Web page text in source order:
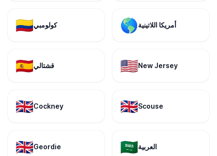
🇨🇴كولومبي 🌎أمريكا اللاتينية
🇪🇸قشتالي 🇺🇸New Jersey
🇬🇧Cockney 🇬🇧Scouse
🇬🇧Geordie 🇸🇦العربية